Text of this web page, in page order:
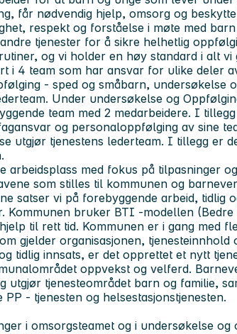
får nødvendig hjelp, omsorg og
respekt og forståelse i møte med
tjenester for å sikre helhetlig
og vi holder en høy standard i alt vi
i 4 team som har ansvar for ulike deler
- sped og småbarn, undersøkelse
Under undersøkelse og
team med 2 medarbeidere. I
og personaloppfølging av sine
utgjør tjenestens lederteam. I tillegg er
arbeidsplass med fokus på tilpasninger
som stilles til kommunen og
satser vi på forebyggende arbeid, tidlig
Kommunen bruker BTI -modellen
til rett tid. Kommunen er i gang med
gjelder organisasjonen,
tidlig innsats, er det opprettet et nytt
oppvekst og velferd.
utgjør tjenesteområdet barn og familie,
- tjenesten og helsestasjonstjenesten.
i omsorgsteamet og i undersøkelse og